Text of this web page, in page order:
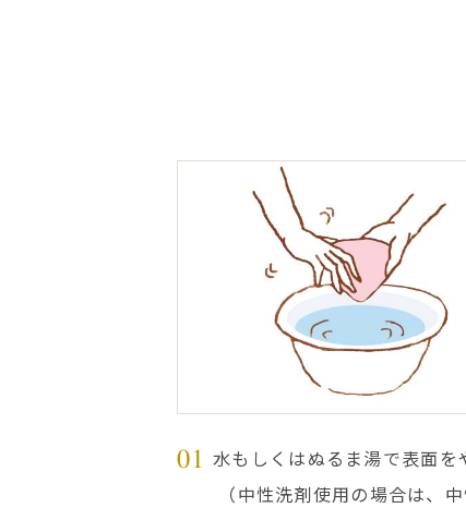
01 水もしくはぬるま湯で表面
（中性洗剤使用の場合は、